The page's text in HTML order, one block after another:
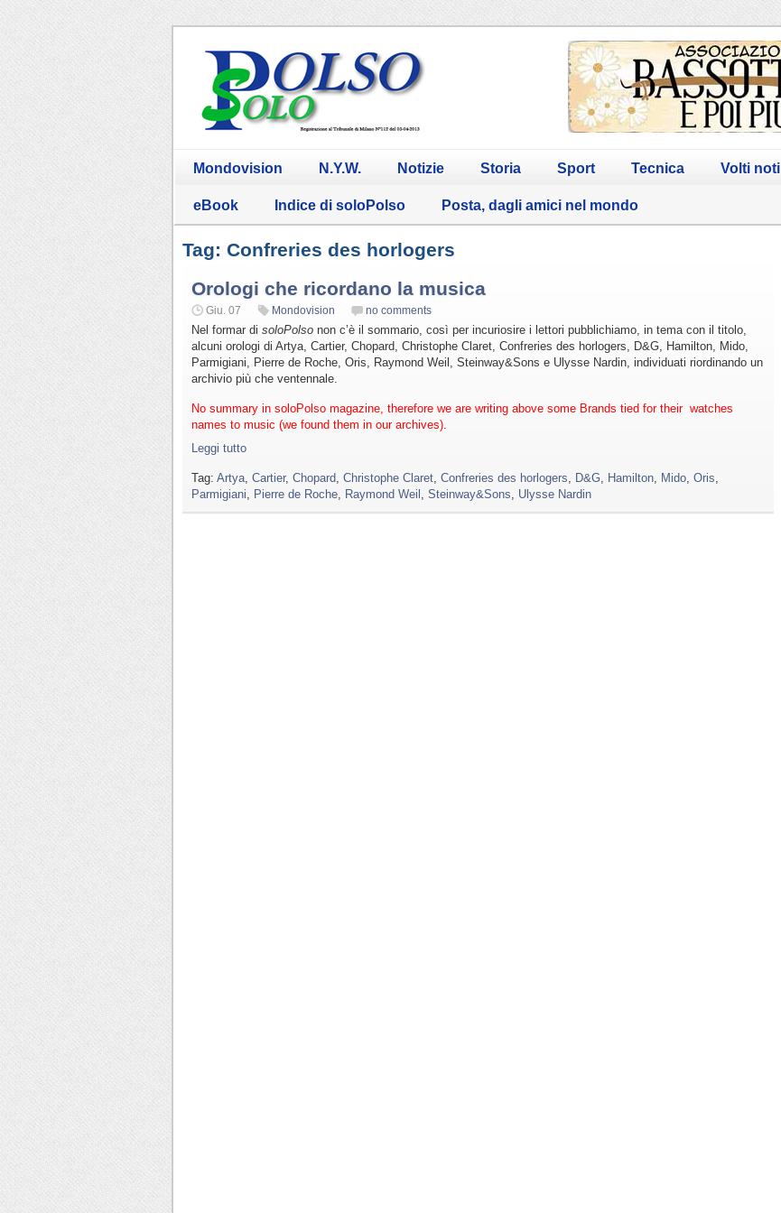
Mondovision N.Y.W. Notizie Storia Sport Tecnica Volti noti
eBook Indice di soloPolso Posta, dagli amici nel mondo
Tag: Confreries des horlogers
Orologi che ricordano la musica
Giu. 07 Mondovision no comments
Nel formar di soloPolso non c’è il sommario, così per incuriosire i lettori pubblichiamo, in tema con il titolo,
alcuni orologi di Artya, Cartier, Chopard, Christophe Claret, Confreries des horlogers, D&G, Hamilton, Mido,
Parmigiani, Pierre de Roche, Oris, Raymond Weil, Steinway&Sons e Ulysse Nardin, individuati riordinando un
archivio più che ventennale.
No summary in soloPolso magazine, therefore we are writing above some Brands tied for their watches
names to music (we found them in our archives).
Leggi tutto
Tag: Artya Cartier, Chopard Christophe Claret Confreries des horlogers D&G Hamilton Mido Oris
Parmigiani
Pierre de Roche Raymond Weil Steinway&Sons Ulysse Nardin